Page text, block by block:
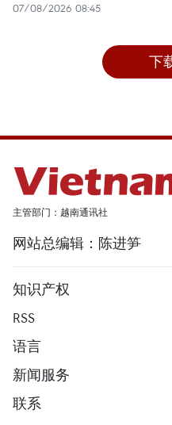
07/08/2026 08:45
下
主管部门：越南通讯社
网站总编辑：陈进笋
知识产权
RSS
语言
新闻服务
联系